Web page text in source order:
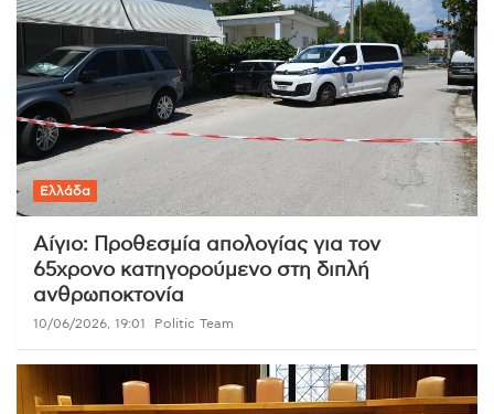
Ελλάδα
Αίγιο: Προθεσμία απολογίας για τον
65χρονο κατηγορούμενο στη διπλή
ανθρωποκτονία
10/06/2026, 19:01 Politic Team